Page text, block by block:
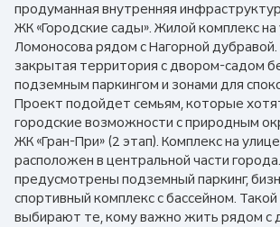
продуманная внутренняя
ЖК «Городские сады». Жилой комплекс на
Ломоносова рядом с Нагорной дубравой.
закрытая территория с двором-садом
подземным паркингом и зонами для
Проект подойдет семьям, которые
городские возможности с природным
ЖК «Гран-При» (2 этап). Комплекс на
расположен в центральной части
предусмотрены подземный паркинг,
спортивный комплекс с бассейном.
выбирают те, кому важно жить рядом с